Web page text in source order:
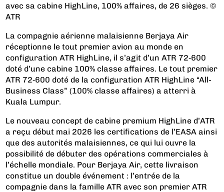
avec sa cabine HighLine, 100% affaires, de 26 sièges. ©
ATR
La compagnie aérienne malaisienne Berjaya Air
réceptionne le tout premier avion au monde en
configuration ATR HighLine, il s’agit d’un ATR 72‑600
doté d’une cabine 100% classe affaires. Le tout premier
ATR 72‑600 doté de la configuration ATR HighLine “All-
Business Class” (100% classe affaires) a atterri à
Kuala Lumpur.
Le nouveau concept de cabine premium HighLine d’ATR
a reçu début mai 2026 les certifications de l’EASA ainsi
que des autorités malaisiennes, ce qui lui ouvre la
possibilité de débuter des opérations commerciales à
l’échelle mondiale. Pour Berjaya Air, cette livraison
constitue un double événement : l’entrée de la
compagnie dans la famille ATR avec son premier ATR